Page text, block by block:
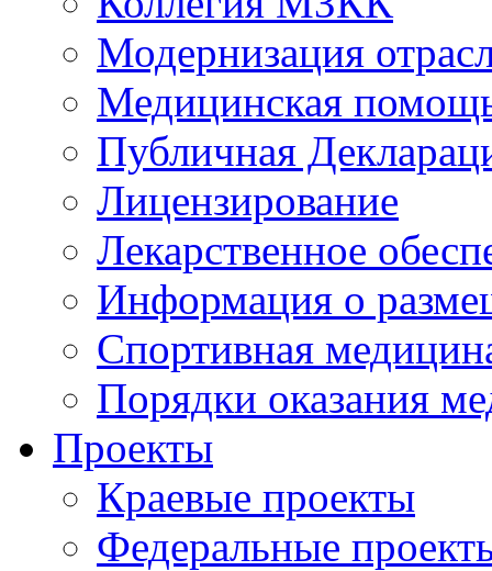
Модернизация
Медицинская
Публичная
Лицензирование
Лекарственное
Информация о
Спортивная
Порядки оказания
Проекты
Краевые проекты
Федеральные